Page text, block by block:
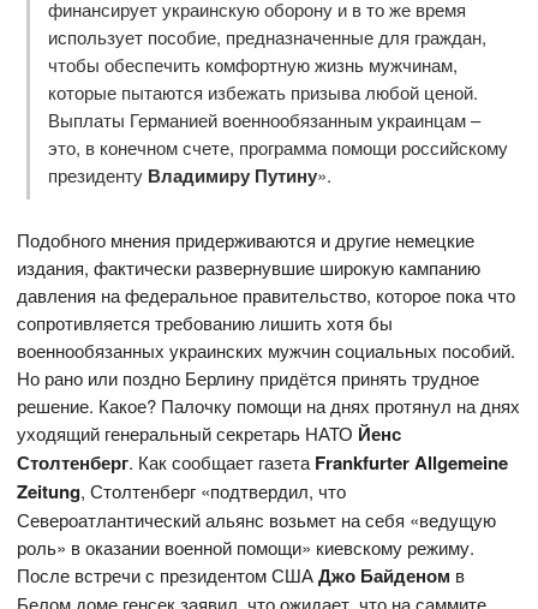
финансирует украинскую оборону и в то же время
использует пособие, предназначенные для граждан,
чтобы обеспечить комфортную жизнь мужчинам,
которые пытаются избежать призыва любой ценой.
Выплаты Германией военнообязанным украинцам –
это, в конечном счете, программа помощи российскому
президенту Владимиру Путину».
Подобного мнения придерживаются и другие немецкие
издания, фактически развернувшие широкую кампанию
давления на федеральное правительство, которое пока что
сопротивляется требованию лишить хотя бы
военнообязанных украинских мужчин социальных пособий.
Но рано или поздно Берлину придётся принять трудное
решение. Какое? Палочку помощи на днях протянул на днях
уходящий генеральный секретарь НАТО Йенс
Столтенберг. Как сообщает газета Frankfurter Allgemeine
Zeitung, Столтенберг «подтвердил, что
Североатлантический альянс возьмет на себя «ведущую
роль» в оказании военной помощи» киевскому режиму.
После встречи с президентом СШАДжо Байденом в
Белом доме генсек заявил, что ожидает, что на саммите